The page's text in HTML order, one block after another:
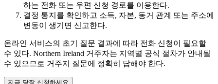
하는 전화 또는 우편 신청 경로를 이용한다.
결정 통지를 확인하고 소득, 자본, 동거 관계 또는 주소에
변동이 생기면 신고한다.
온라인 서비스의 초기 질문 결과에 따라 전화 신청이 필요할
수 있다. Northern Ireland 거주자는 지역별 공식 절차가 안내될
수 있으므로 거주지 질문에 정확히 답해야 한다.
지금 당장 신청하세요